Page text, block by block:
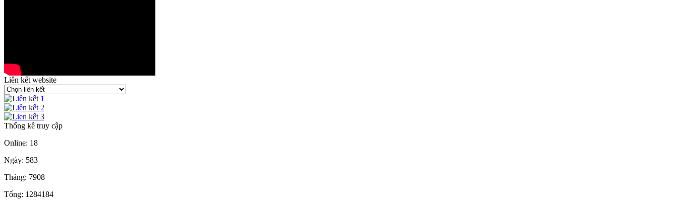
Liên kết website
Thống kê truy cập
Online: 18
Ngày: 583
Tháng: 7908
Tổng: 1284184